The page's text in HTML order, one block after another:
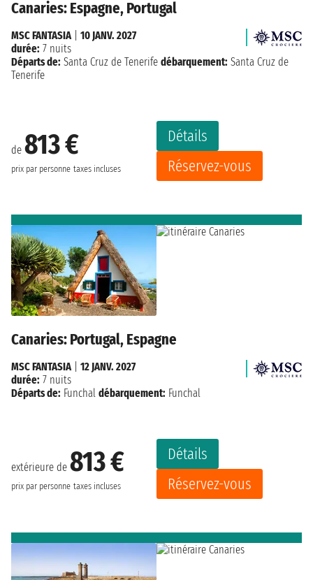
Canaries: Espagne, Portugal
de 813 €
prix par personne taxes incluses
Détails
Réservez-vous
MSC FANTASIA| 10 JANV. 2027
durée: 7 nuits
Départs de: Santa Cruz de Tenerife débarquement: Santa Cruz de
Tenerife
Canaries: Portugal, Espagne
extérieure de 813 €
prix par personne taxes incluses
Détails
Réservez-vous
MSC FANTASIA
12 JANV. 2027
durée: 7 nuits
Départs de: Funchal débarquement: Funchal